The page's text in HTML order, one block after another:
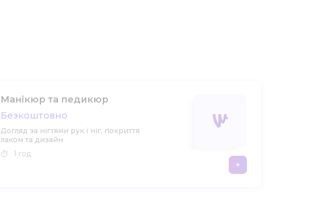
Манікюр та педикюр
Безкоштовно
Догляд за нігтями рук і ніг, покриття
лаком та дизайн
1 год
+